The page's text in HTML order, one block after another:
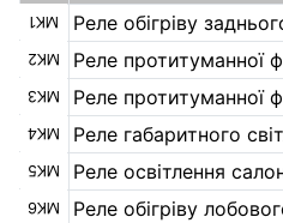
MK1 Реле обігріву
MK2 Реле протитуманної
MK3 Реле протитуманної
MK4 Реле габаритного
MK5 Реле освітлення
MK6 Реле обігріву